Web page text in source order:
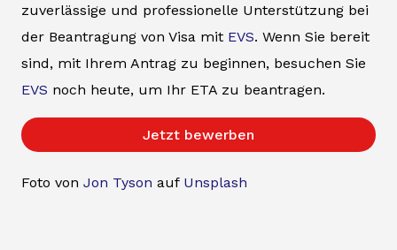
zuverlässige und professionelle Unterstützung bei
der Beantragung von Visa mit EVS. Wenn Sie bereit
sind, mit Ihrem Antrag zu beginnen, besuchen Sie
EVS noch heute, um Ihr ETA zu beantragen.
Jetzt bewerben
Foto von Jon Tyson auf Unsplash